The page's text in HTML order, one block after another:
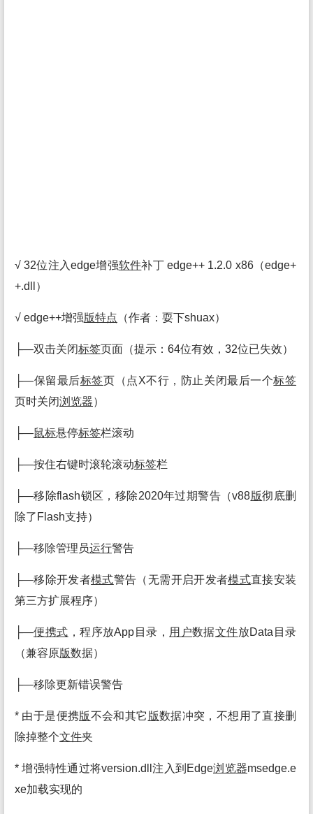
√ 32位注入edge增强软件补丁 edge++ 1.2.0 x86（edge+
+.dll）
√ edge++增强版特点 （作者：耍下shuax）
├—双击关闭标签页面（提示：64位有效，32位已失效）
├—保留最后标签页（点X不行，防止关闭最后一个标签
页时关闭浏览器）
├—鼠标悬停标签栏滚动
├—按住右键时滚轮滚动标签栏
├—移除flash锁区，移除2020年过期警告（v88版彻底删
除了Flash支持）
├—移除管理员运行警告
├—移除开发者模式警告（无需开启开发者模式直接安装
第三方扩展程序）
├—便携式 ，程序放App目录， 用户数据文件放Data目录
（兼容原版数据）
├—移除更新错误警告
* 由于是便携版不会和其它 版数据冲突，不想用了直接删
除掉整个文件夹
* 增强特性通过将version.dll注入到Edge浏览器msedge.e
xe加载实现的